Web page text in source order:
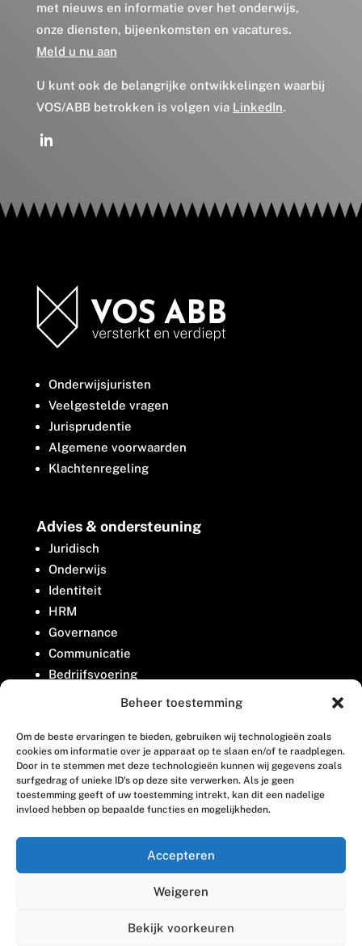
Beheer toestemming
Om de beste ervaringen te bieden, gebruiken wij technologieën zoals
cookies om informatie over je apparaat op te slaan en/of te raadplegen.
Door in te stemmen met deze technologieën kunnen wij gegevens zoals
surfgedrag of unieke ID's op deze site verwerken. Als je geen
toestemming geeft of uw toestemming intrekt, kan dit een nadelige
invloed hebben op bepaalde functies en mogelijkheden.
Accepteren
Weigeren
Bekijk voorkeuren
met nieuws en informatie over het onderwijs,
onze diensten, bijeenkomsten en vacatures.
Meld u nu aan
U kunt ook de belangrijke ontwikkelingen waarbij
VOS/ABB betrokken is volgen via LinkedIn.
Onderwijsjuristen
Veelgestelde vragen
Jurisprudentie
Algemene voorwaarden
Klachtenregeling
Advies & ondersteuning
Juridisch
Onderwijs
Identiteit
HRM
Governance
Communicatie
Bedrijfsvoering
Belangenbehartiging
Contact
Houttuinlaan 8
3447 GM Woerden